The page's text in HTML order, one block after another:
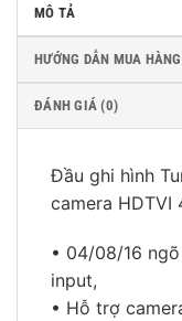
MÔ TẢ
HƯỚNG DẪN MUA
ĐÁNH GIÁ (0)
Đầu ghi hình
camera HDTVI
• 04/08/16
input,
• Hỗ trợ